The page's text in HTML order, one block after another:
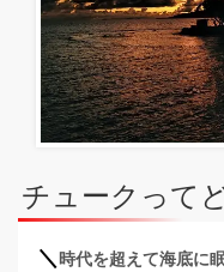
チュークって
＼ 時代を超えて海底に